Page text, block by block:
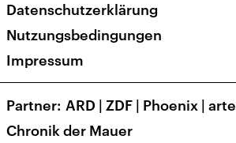
Veranstaltungen
Presse
Karriere
Transparenz
Datenschutzerklärung
Nutzungsbedingungen
Impressum
Partner ARD | ZDF | Phoenix | arte
Chronik der Mauer